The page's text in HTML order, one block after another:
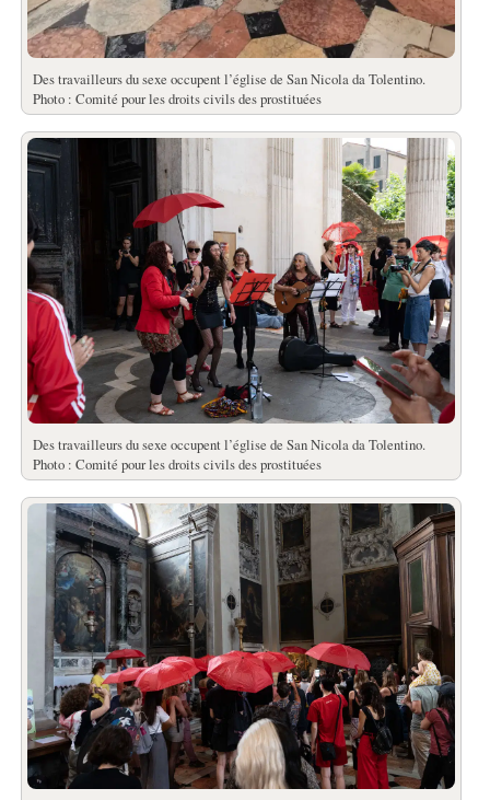
Des travailleurs du sexe occupent l’église de San Nicola da Tolentino.
Photo : Comité pour les droits civils des prostituées
Des travailleurs du sexe occupent l’église de San Nicola da Tolentino.
Photo : Comité pour les droits civils des prostituées